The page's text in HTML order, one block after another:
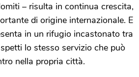
– risulta in continua crescita,
di origine internazionale. E
in un rifugio incastonato tra
lo stesso servizio che può
nella propria città.